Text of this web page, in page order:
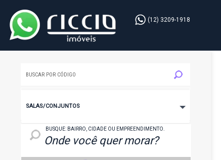
(12) 3209-1918
SALAS/CONJUNTOS
BUSQUE: BAIRRO, CIDADE OU EMPREENDIMENTO.
LOCAL: BAIRRO, CIDADE OU EMPREENDIMENTO